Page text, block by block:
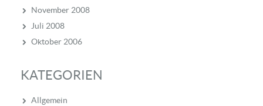
November 2008
Juli 2008
Oktober 2006
KATEGORIEN
Allgemein